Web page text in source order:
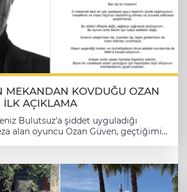
MEKANDAN KOVDUĞU OZAN
AÇIKLAMA
Bulutsuz'a şiddet uyguladığı
alan oyuncu Ozan Güven, geçtiğimiz
kalmıştı. Mekanda bulunanlar, Güven’e
şeklinde slogan atarak, oyuncuyu
OZAN GÜVEN'DEN